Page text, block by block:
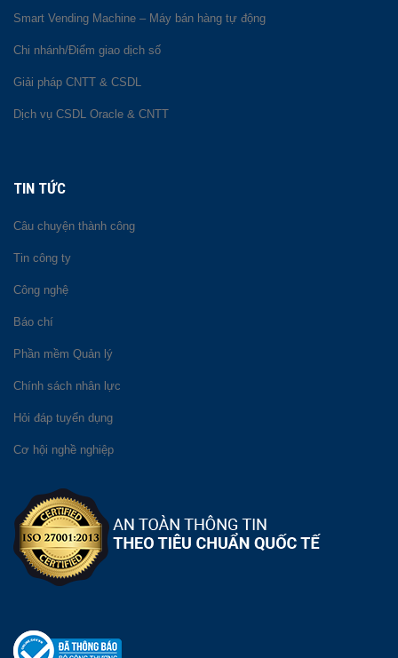
Smart Vending Machine – Máy bán hàng tự động
Chi nhánh/Điểm giao dịch số
Giải pháp CNTT & CSDL
Dịch vụ CSDL Oracle & CNTT
TIN TỨC
Câu chuyện thành công
Tin công ty
Công nghệ
Báo chí
Phần mềm Quản lý
Chính sách nhân lực
Hỏi đáp tuyển dụng
Cơ hội nghề nghiệp